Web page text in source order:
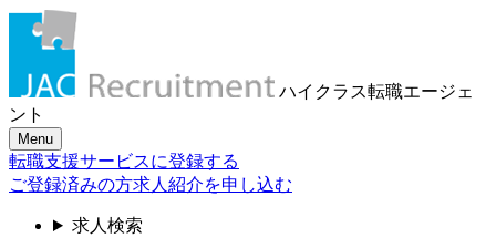
ハイクラス転職エージェ
ント
Menu
転職支援サービスに登録する
ご登録済みの方求人紹介を申し込む
求人検索